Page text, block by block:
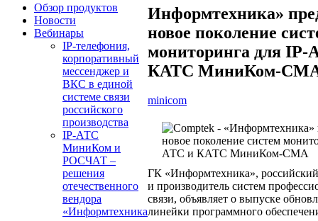
Обзор продуктов
Новости
Вебинары
IP-телефония,
корпоративный
мессенджер и
ВКС в единой
системе связи
российского
производства
IP-АТС
МиниКом и
РОСЧАТ –
решения
отечественного
вендора
«Информтехника
Информтехника»
новое поколение
мониторинга для IP-
КАТС МиниКом-
minicom
ГК «Информтехника», российский
и производитель систем
связи, объявляет о выпуске
линейки программного